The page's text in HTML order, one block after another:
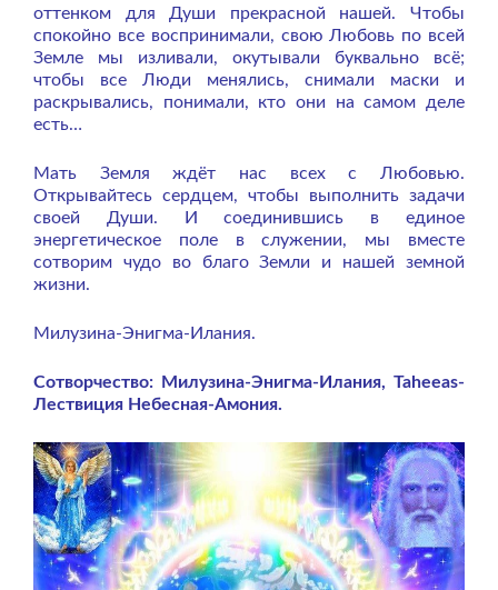
оттенком для Души прекрасной нашей. Чтобы
спокойно все воспринимали, свою Любовь по всей
Земле мы изливали, окутывали буквально всё;
чтобы все Люди менялись, снимали маски и
раскрывались, понимали, кто они на самом деле
есть…
Мать Земля ждёт нас всех с Любовью.
Открывайтесь сердцем, чтобы выполнить задачи
своей Души. И соединившись в единое
энергетическое поле в служении, мы вместе
сотворим чудо во благо Земли и нашей земной
жизни.
Милузина-Энигма-Илания.
Сотворчество: Милузина-Энигма-Илания, Taheeas-
Лествиция Небесная-Амония.